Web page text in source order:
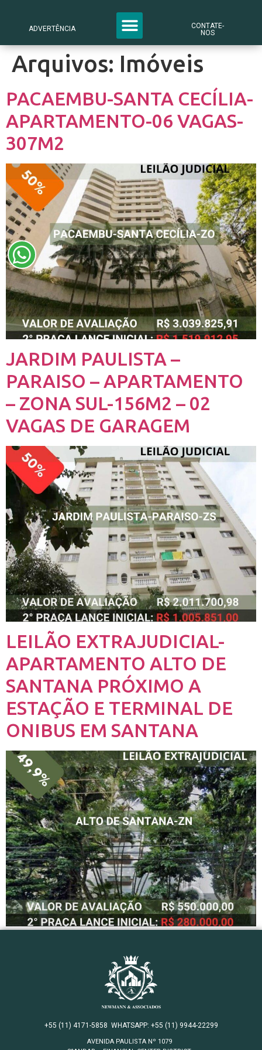
ADVERTÊNCIA
CONTATE-
NOS
Arquivos: Imóveis
PACAEMBU-SANTA CECÍLIA-
APARTAMENTO-06 VAGAS-
307M2
JARDIM PAULISTA –
PARAISO – APARTAMENTO
– ZONA SUL-156M2 – 02
VAGAS DE GARAGEM
LEILÃO EXTRAJUDICIAL-
APARTAMENTO ALTO DE
SANTANA PRÓXIMO A
ESTAÇÃO E TERMINAL DE
ONIBUS EM SANTANA
+55 (11) 4171-5858 WHATSAPP: +55 (11) 9944-22299
AVENIDA PAULISTA Nº 1079